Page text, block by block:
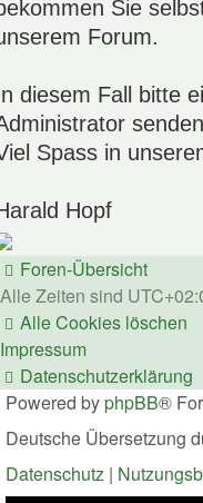
Sie
Forum.
diesem Fall bitte
Spass in
Hopf
Foren-Übersicht
Alle Zeiten sind
Alle Cookies löschen
Impressum
Datenschutzerklärung
Powered byphpBB®
Deutsche Übersetzung
Datenschutz |